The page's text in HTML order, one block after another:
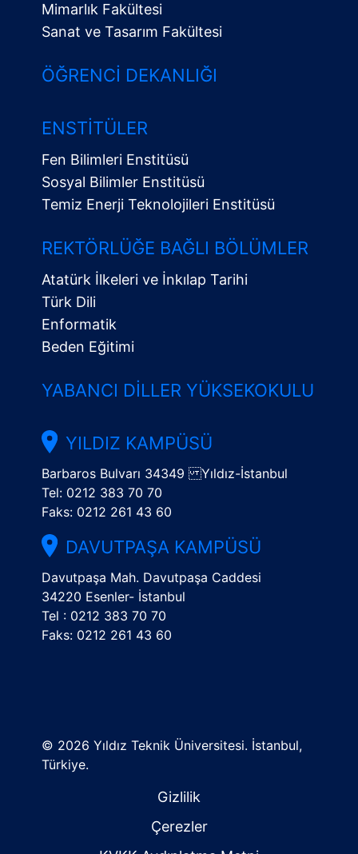
Menü
Mimarlık Fakültesi
Sanat ve Tasarım Fakültesi
ÖĞRENCI DEKANLIĞI
ENSTITÜLER
Fen Bilimleri Enstitüsü
Sosyal Bilimler Enstitüsü
Temiz Enerji Teknolojileri Enstitüsü
REKTÖRLÜĞE BAĞLI BÖLÜMLER
Atatürk İlkeleri ve İnkılap Tarihi
Türk Dili
Enformatik
Beden Eğitimi
YABANCI DILLER YÜKSEKOKULU
YILDIZ KAMPÜSÜ
Barbaros Bulvarı 34349 Yıldız-İstanbul
Tel: 0212 383 70 70
Faks: 0212 261 43 60
DAVUTPAŞA KAMPÜSÜ
Davutpaşa Mah. Davutpaşa Caddesi
34220 Esenler- İstanbul
Tel : 0212 383 70 70
Faks: 0212 261 43 60
© 2026 Yıldız Teknik Üniversitesi. İstanbul,
Türkiye.
Gizlilik
Çerezler